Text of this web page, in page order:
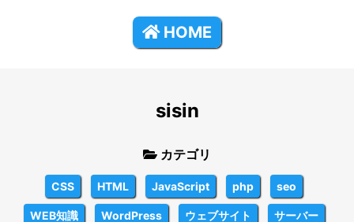
HOME
sisin
カテゴリ
CSS HTML JavaScript php seo
WEB知識 WordPress ウェブサイト サーバー